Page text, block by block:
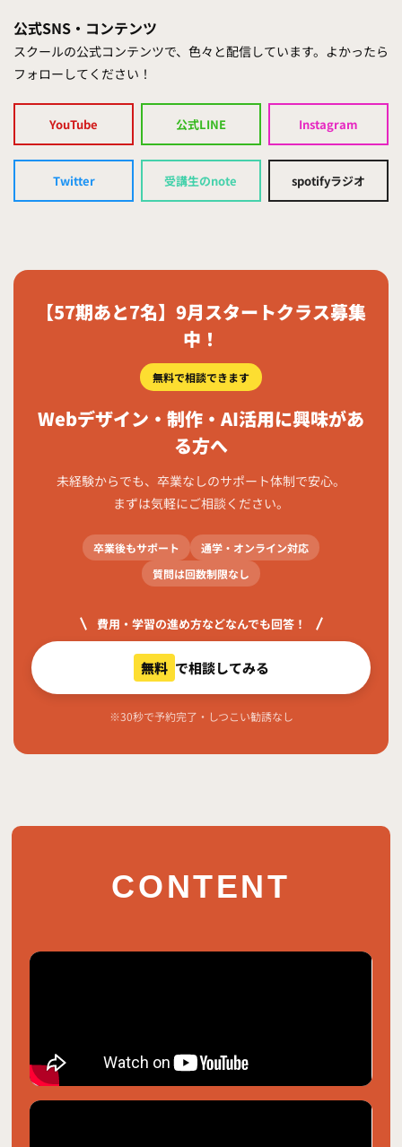
公式SNS・コンテンツ
スクールの公式コンテンツで、色々と配信しています。よかったら
フォローしてください！
YouTube 公式LINE Instagram
Twitter 受講生のnote spotifyラジオ
【57期あと7名】9月スタートクラス募集
中！
無料で相談できます
Webデザイン・制作・AI活用に興味があ
る方へ
未経験からでも、卒業なしのサポート体制で安心。
まずは気軽にご相談ください。
卒業後もサポート
通学・オンライン対応
質問は回数制限なし
費用・学習の進め方などなんでも回答！
無料 で相談してみる
※30秒で予約完了・しつこい勧誘なし
CONTENT